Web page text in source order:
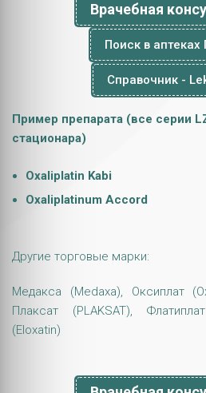
Врачебная
Поиск в
Справочник -
Пример препарата (все серии
стационара)
Oxaliplatin Kabi
Oxaliplatinum Accord
Другие торговые марки:
Медакса (Medaxa), Оксиплат
Плаксат (PLAKSAT),
(Eloxatin)